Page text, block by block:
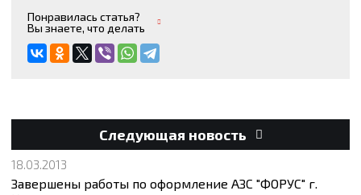
Понравилась статья?
Вы знаете, что делать
Следующая новость
18.03.2013
Завершены работы по оформление АЗС "ФОРУС" г.